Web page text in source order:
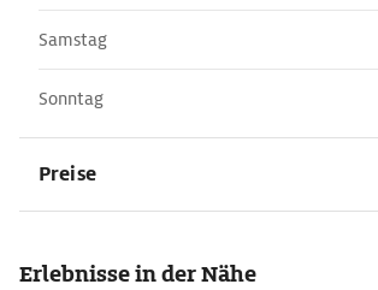
Samstag
Sonntag
Preise
Erlebnisse in der Nähe